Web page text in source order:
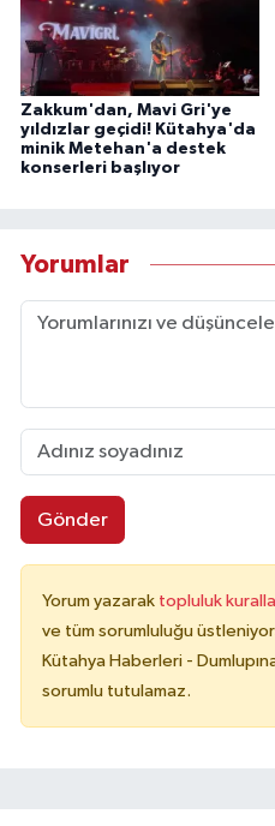
Zakkum'dan, Mavi Gri'ye
yıldızlar geçidi! Kütahya'da
minik Metehan'a destek
konserleri başlıyor
Yorumlar
Gönder
Yorum yazarak topluluk
ve tüm sorumluluğu
Kütahya Haberleri -
sorumlu tutulamaz.